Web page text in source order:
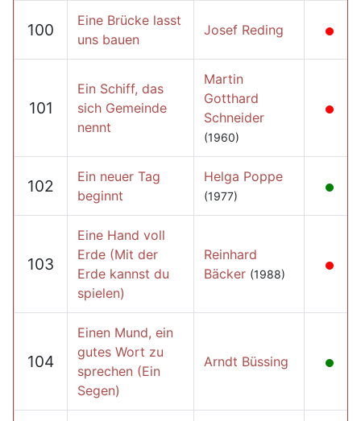
100
Eine Brücke lasst
uns bauen
Josef Reding
101
Ein Schiff, das
sich Gemeinde
nennt
Martin
Gotthard
Schneider
(1960)
102
Ein neuer Tag
beginnt
Helga Poppe
(1977)
103
Eine Hand voll
Erde (Mit der
Erde kannst du
spielen)
Reinhard
Bäcker (1988)
104
Einen Mund, ein
gutes Wort zu
sprechen (Ein
Segen)
Arndt Büssing